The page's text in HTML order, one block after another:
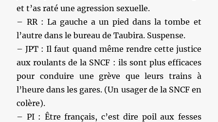
et t’as raté une agression sexuelle.
– RR : La gauche a un pied dans la tombe et
l’autre dans le bureau de Taubira. Suspense.
– JPT : Il faut quand même rendre cette justice
aux roulants de la SNCF : ils sont plus efficaces
pour conduire une grève que leurs trains à
l’heure dans les gares. (Un usager de la SNCF en
colère).
– PI : Être français, c’est dire poil aux fesses